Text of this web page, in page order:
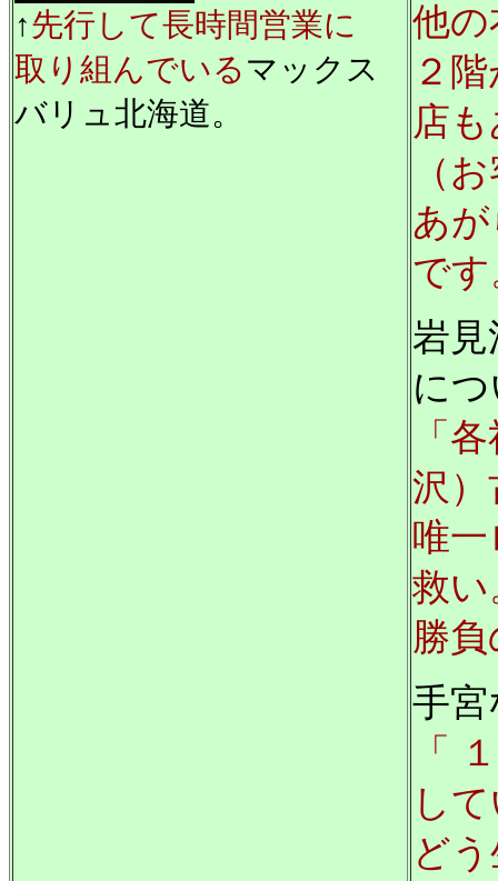
↑先行して長時間営業に
取り組んでいるマックス
バリュ北海道。
他の
２
店
（
あ
で
岩
に
「
沢）
唯
救い
勝
手
「
し
ど